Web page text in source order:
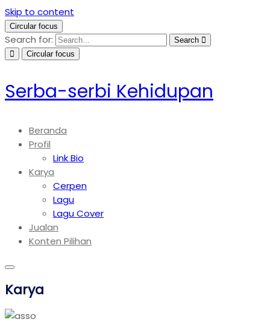
Skip to content
Circular focus
Search for:
Search
Circular focus
Serba-serbi Kehidupan
Beranda
Profil
Link Bio
Karya
Cerpen
Lagu
Lagu Cover
Jualan
Konten Pilihan
Karya